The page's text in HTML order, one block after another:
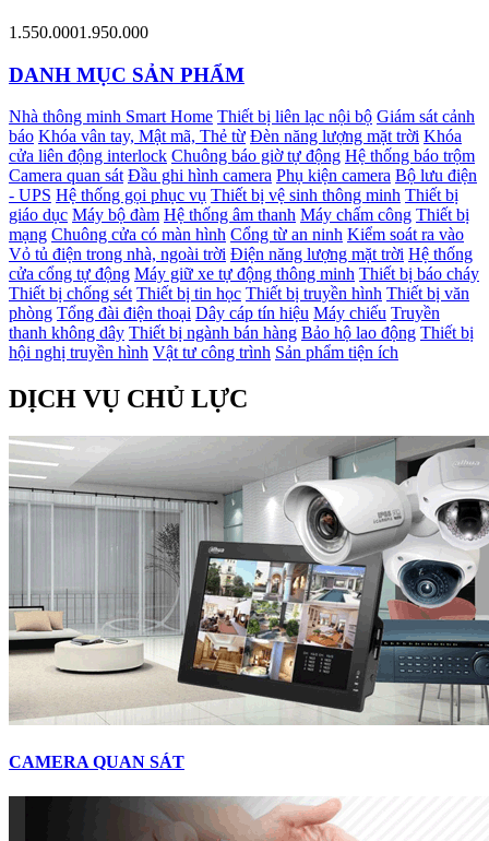
1.550.0001.950.000
DANH MỤC SẢN PHẨM
Nhà thông minh Smart Home Thiết bị liên lạc nội bộ Giám sát cảnh
báo Khóa vân tay, Mật mã, Thẻ từ Đèn năng lượng mặt trời Khóa
cửa liên động interlock Chuông báo giờ tự động Hệ thống báo trộm
Camera quan sát Đầu ghi hình camera Phụ kiện camera Bộ lưu điện
- UPS Hệ thống gọi phục vụ Thiết bị vệ sinh thông minh Thiết bị
giáo dục Máy bộ đàm Hệ thống âm thanh Máy chấm công Thiết bị
mạng Chuông cửa có màn hình Cổng từ an ninh Kiểm soát ra vào
Vỏ tủ điện trong nhà, ngoài trời Điện năng lượng mặt trời Hệ thống
cửa cổng tự động Máy giữ xe tự động thông minh Thiết bị báo cháy
Thiết bị chống sét Thiết bị tin học Thiết bị truyền hình Thiết bị văn
phòng Tổng đài điện thoại Dây cáp tín hiệu Máy chiếu Truyền
thanh không dây Thiết bị ngành bán hàng Bảo hộ lao động Thiết bị
hội nghị truyền hình Vật tư công trình Sản phẩm tiện ích
DỊCH VỤ CHỦ LỰC
CAMERA QUAN SÁT